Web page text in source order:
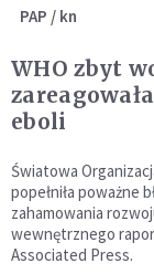
PAP / kn
WHO zbyt
eboli
Światowa
popełniła poważne
zahamowania
wewnętrznego
Associated Press.